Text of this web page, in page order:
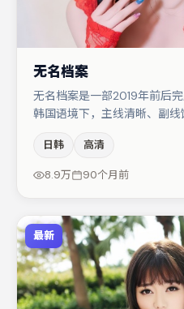
无名档案
无名档案是一部2019年前后
韩国语境下，主线清晰、副
包括白宇、张颂文、朱一龙
欢抠台词与伏笔的观众。整
日韩 高清
8.9万 90个月前
最新